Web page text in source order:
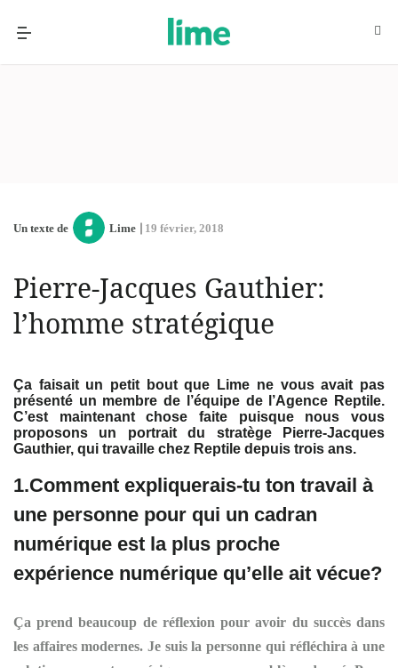
Un texte de Lime 19 février, 2018
Pierre-Jacques Gauthier:
l’homme stratégique
Ça faisait un petit bout que Lime ne vous avait pas
présenté un membre de l’équipe de l’Agence Reptile.
C’est maintenant chose faite puisque nous vous
proposons un portrait du stratège Pierre-Jacques
Gauthier, qui travaille chez Reptile depuis trois ans.
1.Comment expliquerais-tu ton travail à
une personne pour qui un cadran
numérique est la plus proche
expérience numérique qu’elle ait vécue?
Ça prend beaucoup de réflexion pour avoir du succès dans
les affaires modernes. Je suis la personne qui réfléchira à une